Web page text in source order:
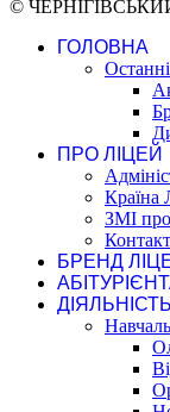
©
ГОЛОВНА
ПРО ЛІЦЕЙ
Країна
ЗМІ
БРЕНД
ДІЯЛЬНІСТЬ